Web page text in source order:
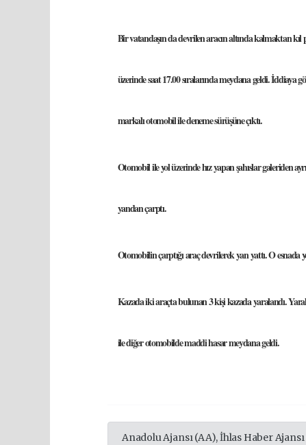
Bir vatandaşın da devrilen aracın altında kalmaktan
üzerinde saat 17.00 sıralarında meydana geldi.
markalı otomobil ile deneme sürüşüne çıktı.
Otomobil ile yol üzerinde hız yapan şahıslar galeriden
yandan çarptı.
Otomobilin çarptığı araç devrilerek yan yattı. O
Kazada iki araçta bulunan 3 kişi kazada yaralandı.
ile diğer otomobilde maddi hasar meydana geldi.
Anadolu Ajansı (AA), İhlas Haber